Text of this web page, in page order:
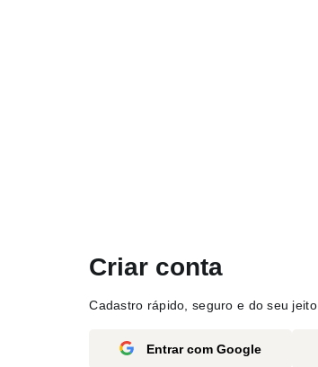
Criar conta
Cadastro rápido, seguro e do seu jeito.
Entrar com Google